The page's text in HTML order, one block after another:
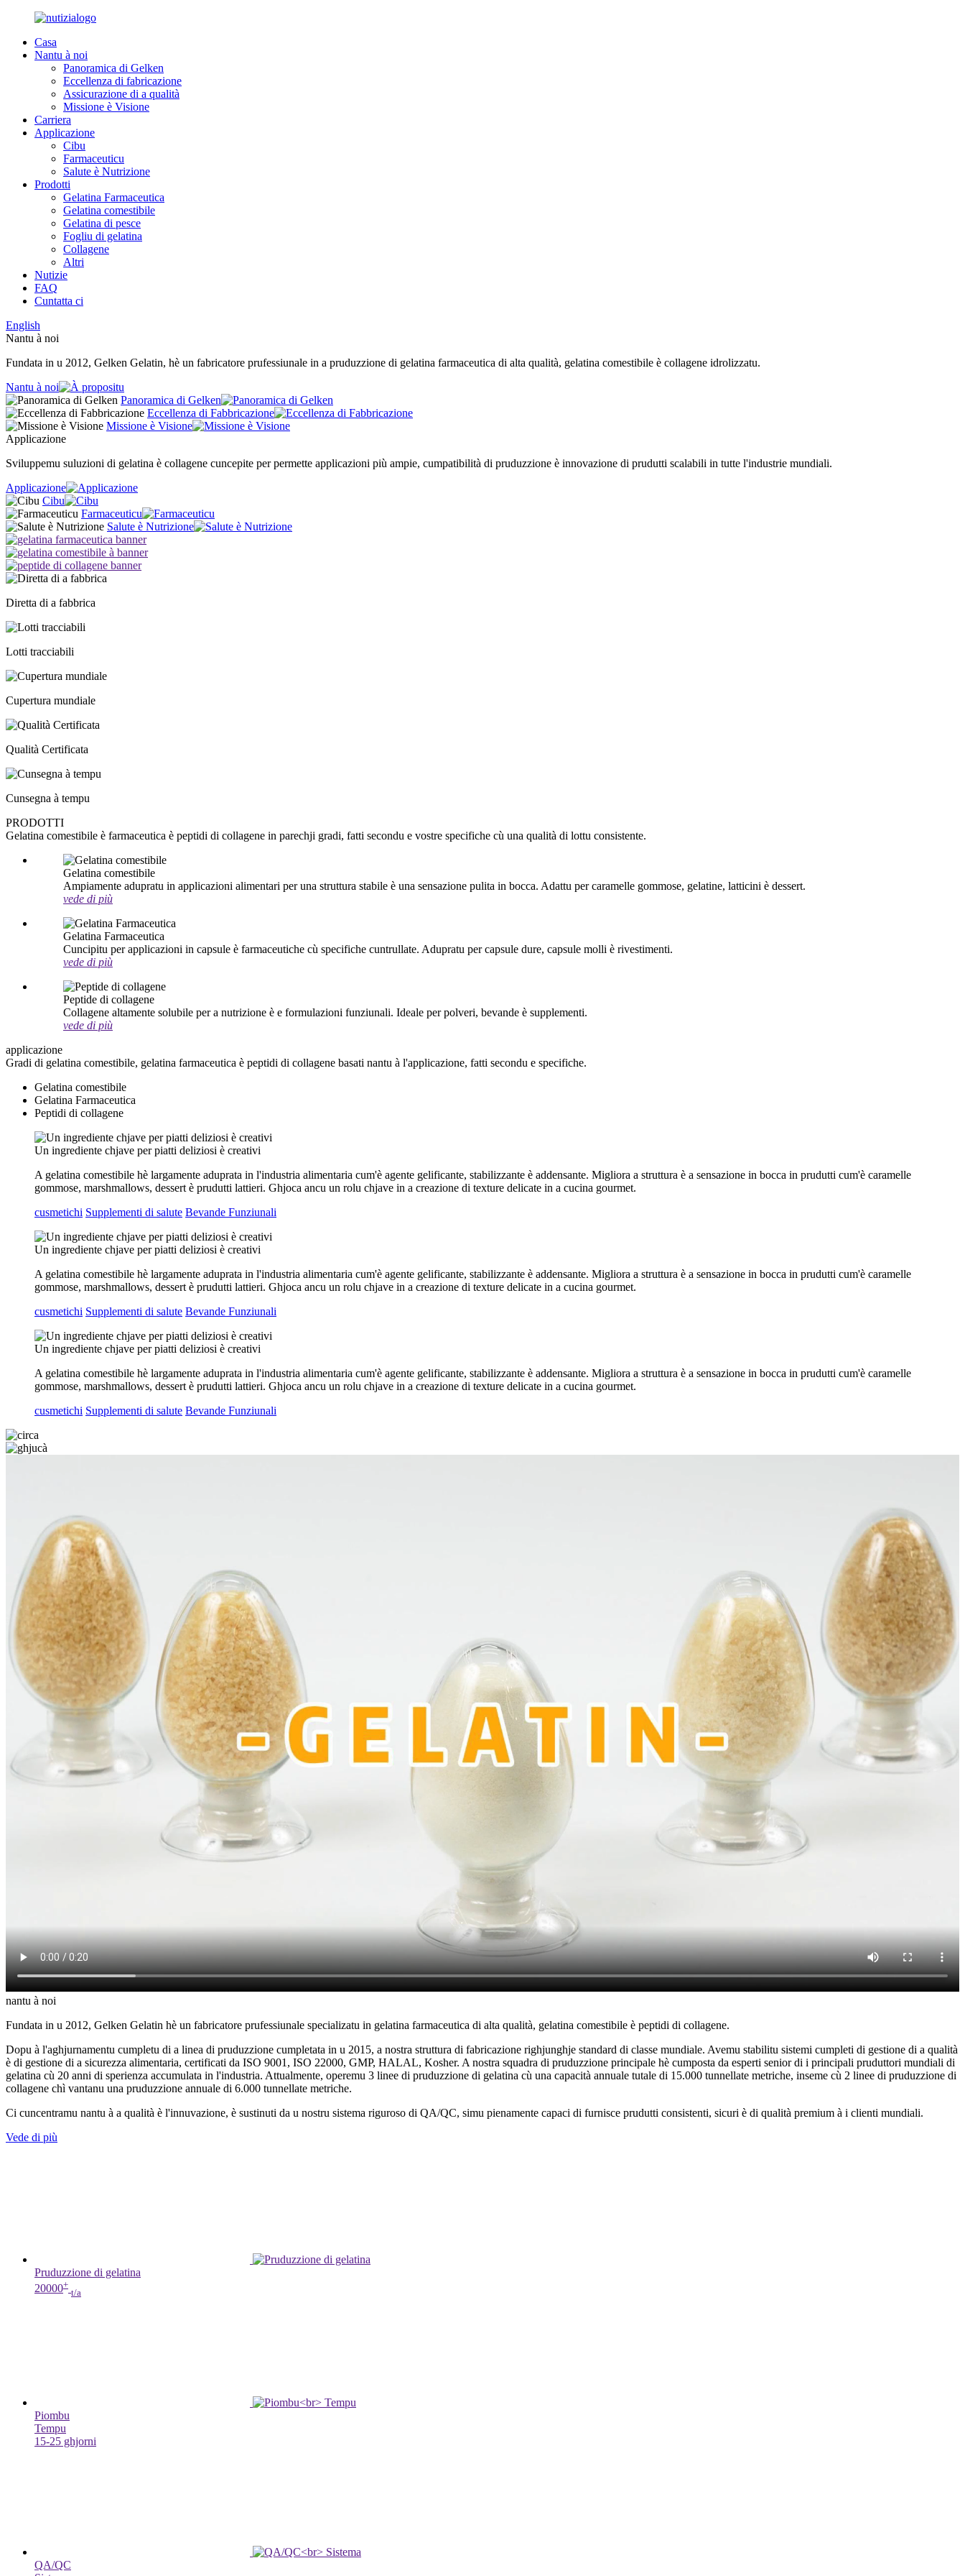
Casa
Nantu à noi
Panoramica di Gelken
Eccellenza di fabricazione
Assicurazione di a qualità
Missione è Visione
Carriera
Applicazione
Cibu
Farmaceuticu
Salute è Nutrizione
Prodotti
Gelatina Farmaceutica
Gelatina comestibile
Gelatina di pesce
Fogliu di gelatina
Collagene
Altri
Nutizie
FAQ
Cuntatta ci
English
Nantu à noi
Fundata in u 2012, Gelken Gelatin, hè un fabricatore prufessiunale in a pruduzzione di gelatina farmaceutica di alta qualità, gelatina comestibile è collagene idrolizzatu.
Nantu à noi
Panoramica di Gelken
Eccellenza di Fabbricazione
Missione è Visione
Applicazione
Sviluppemu suluzioni di gelatina è collagene cuncepite per permette applicazioni più ampie, cumpatibilità di pruduzzione è innovazione di prudutti scalabili in tutte l'industrie mundiali.
Applicazione
Cibu
Farmaceuticu
Salute è Nutrizione
Diretta di a fabbrica
Lotti tracciabili
Cupertura mundiale
Qualità Certificata
Cunsegna à tempu
PRODOTTI
Gelatina comestibile è farmaceutica è peptidi di collagene in parechji gradi, fatti secondu e vostre specifiche cù una qualità di lottu consistente.
Gelatina comestibile
Ampiamente adupratu in applicazioni alimentari per una struttura stabile è una sensazione pulita in bocca. Adattu per caramelle gommose, gelatine, latticini è dessert.
vede di più
Gelatina Farmaceutica
Cuncipitu per applicazioni in capsule è farmaceutiche cù specifiche cuntrullate. Adupratu per capsule dure, capsule molli è rivestimenti.
vede di più
Peptide di collagene
Collagene altamente solubile per a nutrizione è e formulazioni funziunali. Ideale per polveri, bevande è supplementi.
vede di più
applicazione
Gradi di gelatina comestibile, gelatina farmaceutica è peptidi di collagene basati nantu à l'applicazione, fatti secondu e specifiche.
Gelatina comestibile
Gelatina Farmaceutica
Peptidi di collagene
Un ingrediente chjave per piatti deliziosi è creativi
A gelatina comestibile hè largamente aduprata in l'industria alimentaria cum'è agente gelificante, stabilizzante è addensante. Migliora a struttura è a sensazione in bocca in prudutti cum'è caramelle
gommose, marshmallows, dessert è prudutti lattieri. Ghjoca ancu un rolu chjave in a creazione di texture delicate in a cucina gourmet.
cusmetichi Supplementi di salute Bevande Funziunali
Un ingrediente chjave per piatti deliziosi è creativi
A gelatina comestibile hè largamente aduprata in l'industria alimentaria cum'è agente gelificante, stabilizzante è addensante. Migliora a struttura è a sensazione in bocca in prudutti cum'è caramelle
gommose, marshmallows, dessert è prudutti lattieri. Ghjoca ancu un rolu chjave in a creazione di texture delicate in a cucina gourmet.
cusmetichi Supplementi di salute Bevande Funziunali
Un ingrediente chjave per piatti deliziosi è creativi
A gelatina comestibile hè largamente aduprata in l'industria alimentaria cum'è agente gelificante, stabilizzante è addensante. Migliora a struttura è a sensazione in bocca in prudutti cum'è caramelle
gommose, marshmallows, dessert è prudutti lattieri. Ghjoca ancu un rolu chjave in a creazione di texture delicate in a cucina gourmet.
cusmetichi Supplementi di salute Bevande Funziunali
nantu à noi
Fundata in u 2012, Gelken Gelatin hè un fabricatore prufessiunale specializatu in gelatina farmaceutica di alta qualità, gelatina comestibile è peptidi di collagene.
Dopu à l'aghjurnamentu cumpletu di a linea di pruduzzione cumpletata in u 2015, a nostra struttura di fabricazione righjunghje standard di classe mundiale. Avemu stabilitu sistemi cumpleti di gestione di a qualità
è di gestione di a sicurezza alimentaria, certificati da ISO 9001, ISO 22000, GMP, HALAL, Kosher. A nostra squadra di pruduzzione principale hè cumposta da esperti senior di i principali pruduttori mundiali di
gelatina cù 20 anni di sperienza accumulata in l'industria. Attualmente, operemu 3 linee di pruduzzione di gelatina cù una capacità annuale tutale di 15.000 tunnellate metriche, inseme cù 2 linee di pruduzzione di
collagene chì vantanu una pruduzzione annuale di 6.000 tunnellate metriche.
Ci cuncentramu nantu à a qualità è l'innuvazione, è sustinuti da u nostru sistema riguroso di QA/QC, simu pienamente capaci di furnisce prudutti consistenti, sicuri è di qualità premium à i clienti mundiali.
Vede di più
Pruduzzione di gelatina
20000+
t/a
Piombu
Tempu
15-25 ghjorni
QA/QC